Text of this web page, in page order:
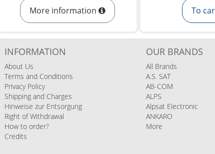
More information To
INFORMATION
About Us
Terms and Conditions
Privacy Policy
Shipping and Charges
Hinweise zur Entsorgung
Right of Withdrawal
How to order?
Credits
OUR BRANDS
All Brands
A.S. SAT
AB-COM
ALPS
Alpsat Electronic
ANKARO
More